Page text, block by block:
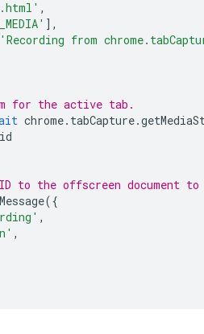
,
],
'Recording from
for the active tab.
chrome. tabCapture.
id
to the offscreen document
({
,
,